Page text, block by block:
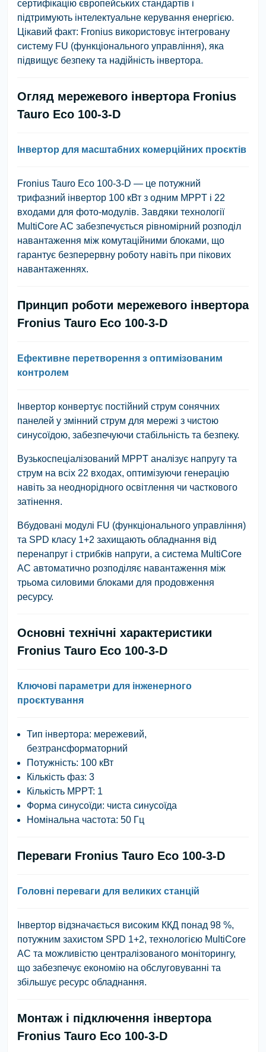
сертифікацію європейських стандартів і
підтримують інтелектуальне керування енергією.
Цікавий факт: Fronius використовує інтегровану
систему FU (функціонального управління), яка
підвищує безпеку та надійність інвертора.
Огляд мережевого інвертора Fronius
Tauro Eco 100-3-D
Інвертор для масштабних комерційних проєктів
Fronius Tauro Eco 100-3-D — це потужний
трифазний інвертор 100 кВт з одним MPPT і 22
входами для фото-модулів. Завдяки технології
MultiCore AC забезпечується рівномірний розподіл
навантаження між комутаційними блоками, що
гарантує безперервну роботу навіть при пікових
навантаженнях.
Принцип роботи мережевого інвертора
Fronius Tauro Eco 100-3-D
Ефективне перетворення з оптимізованим
контролем
Інвертор конвертує постійний струм сонячних
панелей у змінний струм для мережі з чистою
синусоїдою, забезпечуючи стабільність та безпеку.
Вузькоспеціалізований MPPT аналізує напругу та
струм на всіх 22 входах, оптимізуючи генерацію
навіть за неоднорідного освітлення чи часткового
затінення.
Вбудовані модулі FU (функціонального управління)
та SPD класу 1+2 захищають обладнання від
перенапруг і стрибків напруги, а система MultiCore
AC автоматично розподіляє навантаження між
трьома силовими блоками для продовження
ресурсу.
Основні технічні характеристики
Fronius Tauro Eco 100-3-D
Ключові параметри для інженерного
проєктування
Тип інвертора: мережевий,
безтрансформаторний
Потужність: 100 кВт
Кількість фаз: 3
Кількість MPPT: 1
Форма синусоїди: чиста синусоїда
Номінальна частота: 50 Гц
Переваги Fronius Tauro Eco 100-3-D
Головні переваги для великих станцій
Інвертор відзначається високим ККД понад 98 %,
потужним захистом SPD 1+2, технологією MultiCore
AC та можливістю централізованого моніторингу,
що забезпечує економію на обслуговуванні та
збільшує ресурс обладнання.
Монтаж і підключення інвертора
Fronius Tauro Eco 100-3-D